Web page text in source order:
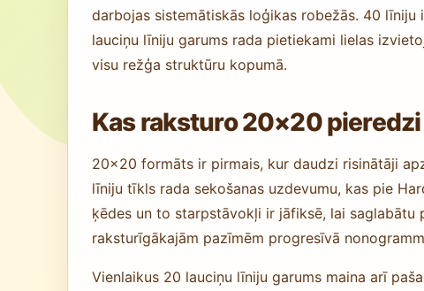
darbojas sistemātiskās loģikas robežās. 40
lauciņu līniju garums rada pietiekami lielas
visu režģa struktūru kopumā.
Kas raksturo 20×20 pieredzi
20×20 formāts ir pirmais, kur daudzi risinātāji
līniju tīkls rada sekošanas uzdevumu, kas pie
ķēdes un to starpstāvokļi ir jāfiksē, lai saglabātu
raksturīgākajām pazīmēm progresīvā
Vienlaikus 20 lauciņu līniju garums maina arī